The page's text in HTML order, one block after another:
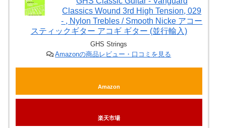
Classics Wound 3rd High Tension, 029
- , Nylon Trebles / Smooth Nicke アコー
スティックギター アコギ ギター (並行輸入)
GHS Strings
Amazonの商品レビュー・口コミを見る
Amazon
楽天市場